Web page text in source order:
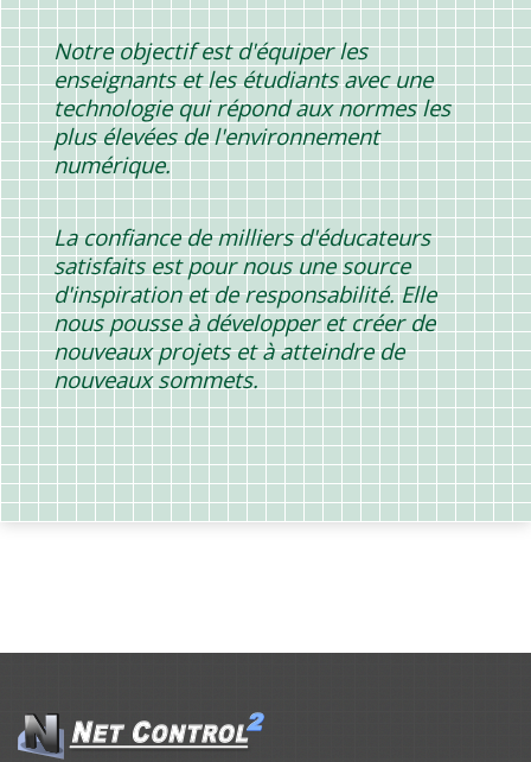
Notre objectif est d'équiper les
enseignants et les étudiants avec une
technologie qui répond aux normes les
plus élevées de l'environnement
numérique.
La confiance de milliers d'éducateurs
satisfaits est pour nous une source
d'inspiration et de responsabilité. Elle
nous pousse à développer et créer de
nouveaux projets et à atteindre de
nouveaux sommets.